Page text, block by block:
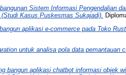
Sistem Informasi Pengendalian
Kasus Puskesmas Sukajadi).
aplikasi e-commerce pada Toko
untuk analisa pola data pemantauan
bangun aplikasi chatbot informasi objek